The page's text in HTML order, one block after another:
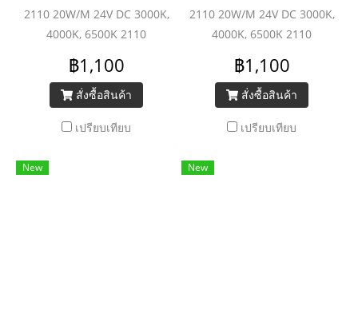
2110 20W/M 24V DC 3000K,
4000K, 6500K 2110
(350LEDs/M) 2800lm/M
฿1,100
สั่งซื้อสินค้า
เปรียบเทียบ
2110 20W/M 24V DC 3000K,
4000K, 6500K 2110
(350LEDs/M) 2800lm/M
฿1,100
สั่งซื้อสินค้า
เปรียบเทียบ
New New